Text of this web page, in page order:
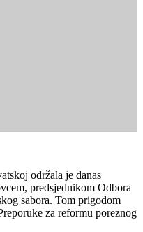
održala je danas
predsjednikom Odbora
sabora. Tom prigodom
za reformu poreznog